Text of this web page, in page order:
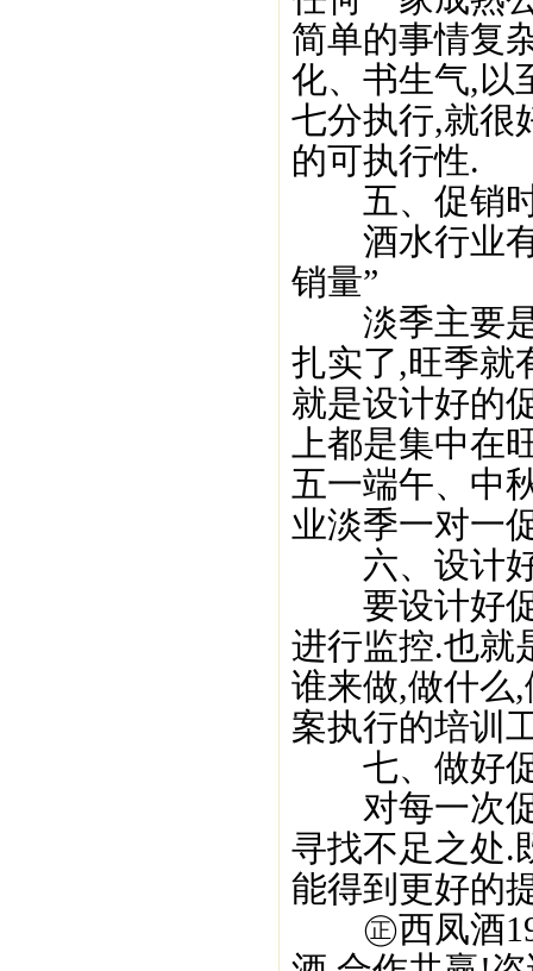
简单的事情复
化、书生气,以
七分执行,就很
的可执行性.
五、促销时
酒水行业有
销量”
淡季主要是
扎实了,旺季就
就是设计好的
上都是集中在
五一端午、中
业淡季一对一
六、设计好
要设计好促
进行监控.也就
谁来做,做什么
案执行的培训
七、做好促
对每一次促
寻找不足之处.
能得到更好的
㊣西凤酒